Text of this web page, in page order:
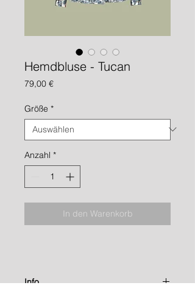
Hemdbluse - Tucan
79,00 €Preis
Größe *
Anzahl *
In den Warenkorb
Info